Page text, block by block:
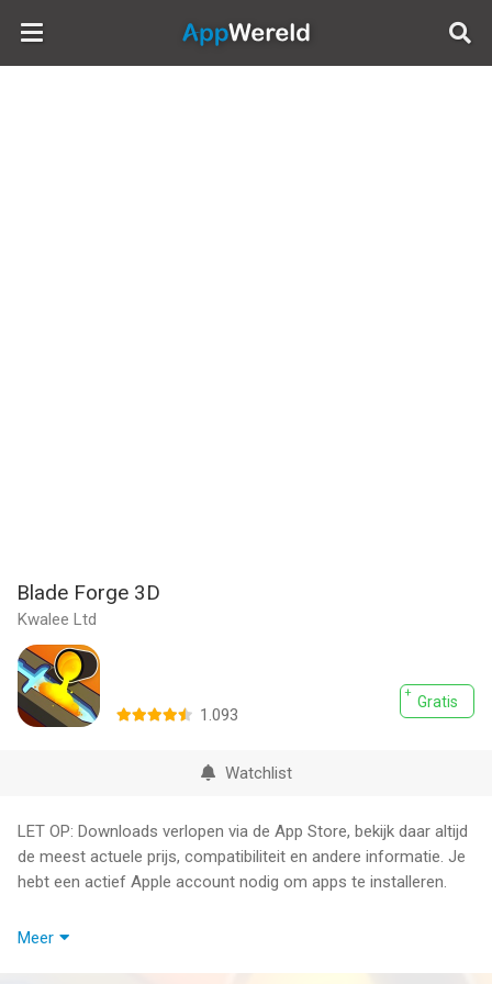
AppWereld
Blade Forge 3D
Kwalee Ltd
Gratis
1.093
Watchlist
LET OP: Downloads verlopen via de App Store, bekijk daar altijd
de meest actuele prijs, compatibiliteit en andere informatie. Je
hebt een actief Apple account nodig om apps te installeren.
Het is tijd om te kijken of je de vaardigheden hebt om van
Meer